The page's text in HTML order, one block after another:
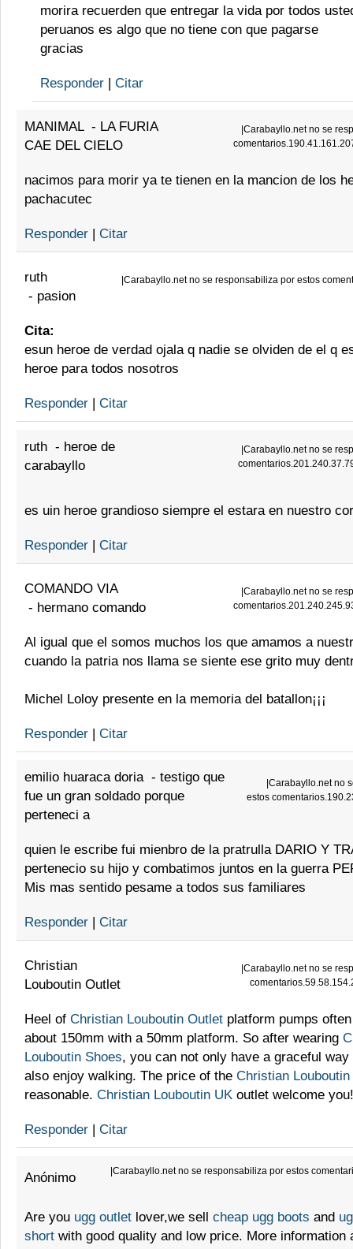
morira recuerden que entregar la vida por todos
peruanos es algo que no tiene con que pagarse
gracias
Responder | Citar
MANIMAL- LA FURIA
CAE DEL CIELO
Carabayllo.net no se
nacimos para morir ya te tienen en la mancion de los
pachacutec
Responder | Citar
ruth
- pasion
Carabayllo.net no se responsabiliza por estos
Cita:
esun heroe de verdad ojala q nadie se olviden de el q
heroe para todos nosotros
Responder | Citar
ruth - heroe de
carabayllo
Carabayllo.net no se
es uin heroe grandioso siempre el estara en nuestro
Responder | Citar
COMANDO VIA
- hermano comando
Carabayllo.net no se
Al igual que el somos muchos los que amamos a
cuando la patria nos llama se siente ese grito muy
Michel Loloy presente en la memoria del batallon¡¡¡
Responder | Citar
emilio huaraca doria- testigo que
fue un gran soldado porque
perteneci a
Carabayllo.net no
estos
quien le escribe fui mienbro de la pratrulla DARIO Y
pertenecio su hijo y combatimos juntos en la guerra
Mis mas sentido pesame a todos sus familiares
Responder | Citar
Christian
Louboutin Outlet
Carabayllo.net no se
Heel of Christian Louboutin Outlet platform pumps
about 150mm with a 50mm platform. So after wearing
Louboutin Shoes, you can not only have a graceful
also enjoy walking. The price of the Christian Louboutin
reasonable. Christian Louboutin UK outlet welcome you!
Responder | Citar
Anónimo Carabayllo.net no se responsabiliza por estos
Are you ugg outlet lover,we sell cheap ugg boots and
short with good quality and low price. More information